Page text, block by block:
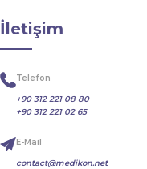
İletişim
Telefon
+90 312 221 08 80
+90 312 221 02 65
E-Mail
contact@medikon.net